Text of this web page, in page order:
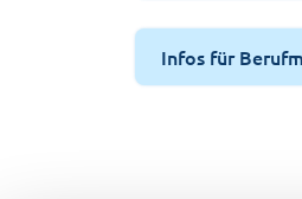
Infos für